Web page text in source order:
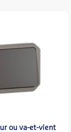
ou va-et-vient